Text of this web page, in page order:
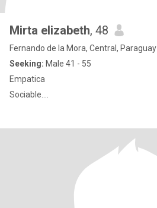
Mirta elizabeth, 48
Fernando de la Mora, Central, Paraguay
Seeking: Male 41 - 55
Empatica
Sociable....